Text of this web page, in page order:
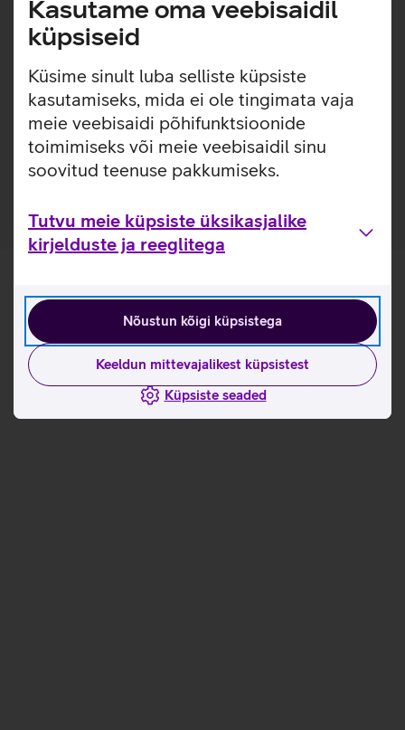
Kasutame oma veebisaidil
küpsiseid
Küsime sinult luba selliste küpsiste
kasutamiseks, mida ei ole tingimata vaja
meie veebisaidi põhifunktsioonide
toimimiseks või meie veebisaidil sinu
soovitud teenuse pakkumiseks.
Tutvu meie küpsiste üksikasjalike
kirjelduste ja reeglitega
Nõustun kõigi küpsistega
Keeldun mittevajalikest küpsistest
Küpsiste seaded
kontoritööks vajalikku ning mobiiltelefoni. Reisima minnes
on võimalus kott kinnitada kohvrisangale. Õlapael koos
stiilsete käepidemetega lisab kasutusmugavust ja
meelepärasust igale kandjale.
Kasulikud lingid
Tutvu sülearvutikoti Port Designs Zurich omaduste ja
kasutusviisidega tootja kodulehel